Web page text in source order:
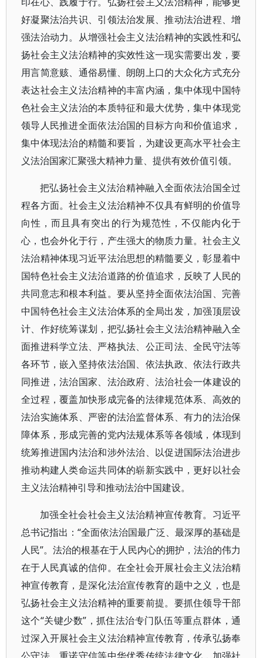
好凝聚法治共识、引领法治发展、推动法治进程、增
强法治动力。从增强社会主义法治精神的实践性和弘
扬社会主义法治精神的实效性这一现实需要出发，要
用言简意赅、通俗易懂、朗朗上口的大众化方式充分
表达社会主义法治精神的丰富内涵，集中体现中国特
色社会主义法治的本质特征和最大优势，集中体现党
领导人民推进全面依法治国的目标方向和价值追求，
集中体现法治的精髓和要旨，为建设更高水平社会主
义法治国家汇聚强大精神力量、提供有效价值引领。
把弘扬社会主义法治精神融入全面依法治国全过
程各方面。社会主义法治精神不仅具有鲜明的价值导
向性，而且具有突出的行为规范性，不仅能内化于
心，也会外化于行，产生强大的物质力量。社会主义
法治精神体现习近平法治思想的精髓要义，彰显着中
国特色社会主义法治道路的价值追求，反映了人民的
共同意志和根本利益。要从坚持全面依法治国、完善
中国特色社会主义法治体系的全局出发，加强顶层设
计、作好统筹谋划，把弘扬社会主义法治精神融入全
面推进科学立法、严格执法、公正司法、全民守法等
各环节，嵌入坚持依法治国、依法执政、依法行政共
同推进，法治国家、法治政府、法治社会一体建设的
全过程，覆盖加快形成完备的法律规范体系、高效的
法治实施体系、严密的法治监督体系、有力的法治保
障体系，形成完善的党内法规体系等各领域，体现到
统筹推进国内法治和涉外法治、以促进国际法治进步
推动构建人类命运共同体的崭新实践中，更好以社会
主义法治精神引导和推动法治中国建设。
加强全社会社会主义法治精神宣传教育。习近平
总书记指出：“全面依法治国最广泛、最深厚的基础是
人民”。法治的根基在于人民内心的拥护，法治的伟力
在于人民真诚的信仰。在全社会开展社会主义法治精
神宣传教育，是深化法治宣传教育的题中之义，也是
弘扬社会主义法治精神的重要前提。要抓住领导干部
这个“关键少数”，抓住法治专门队伍等重点群体，通
过深入开展社会主义法治精神宣传教育，传承弘扬奉